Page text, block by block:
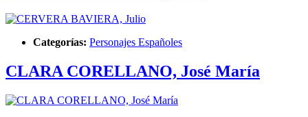
Categorías: Personajes Españoles
CLARA CORELLANO, José María